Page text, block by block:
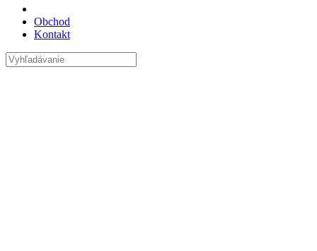
Obchod
Kontakt